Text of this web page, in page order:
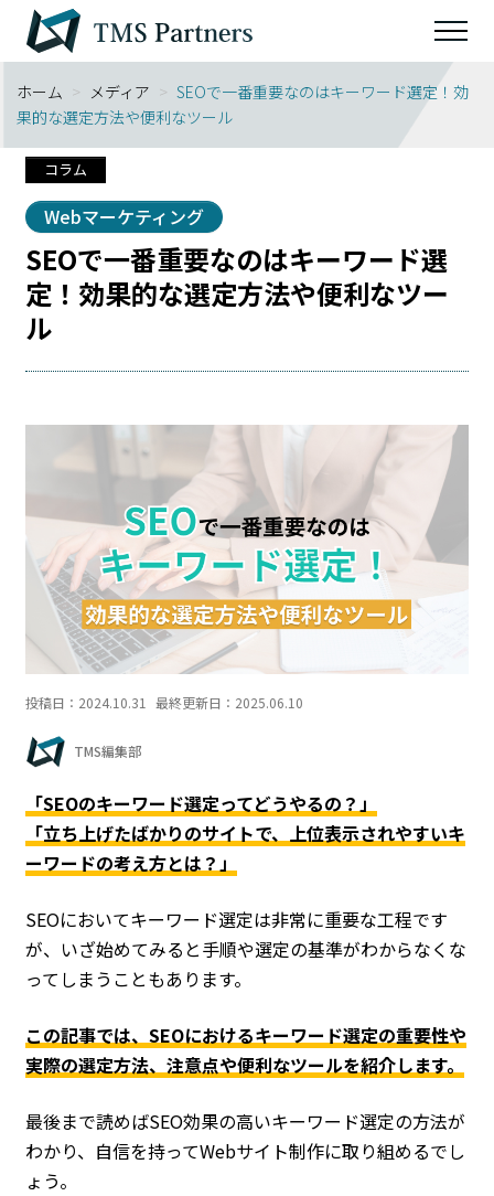
ホーム > メディア > SEOで一番重要なのはキーワード選定！効
果的な選定方法や便利なツール
コラム
Webマーケティング
SEOで一番重要なのはキーワード選
定！効果的な選定方法や便利なツー
ル
投稿日： 2024.10.31 最終更新日： 2025.06.10
TMS編集部
「SEOのキーワード選定ってどうやるの？」
「立ち上げたばかりのサイトで、上位表示されやすいキ
ーワードの考え方とは？」
SEOにおいてキーワード選定は非常に重要な工程です
が、いざ始めてみると手順や選定の基準がわからなくな
ってしまうこともあります。
この記事では、SEOにおけるキーワード選定の重要性や
実際の選定方法、注意点や便利なツールを紹介します。
最後まで読めばSEO効果の高いキーワード選定の方法が
わかり、自信を持ってWebサイト制作に取り組めるでし
ょう。